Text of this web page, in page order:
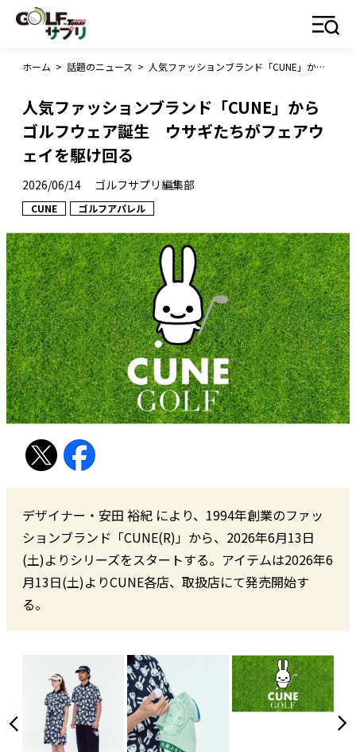
ホーム > 話題のニュース > 人気ファッションブランド「CUNE」からゴルフウェア誕生 ウサギたちがフェアウェイを駆け回る
人気ファッションブランド「CUNE」から
ゴルフウェア誕生 ウサギたちがフェアウ
ェイを駆け回る
2026/06/14 ゴルフサプリ編集部
CUNE ゴルフアパレル
デザイナー・安田 裕紀 により、1994年創業のファッ
ションブランド「CUNE(R)︎」から、2026年6月13日
(土)よりシリーズをスタートする。アイテムは2026年6
月13日(土)よりCUNE各店、取扱店にて発売開始す
る。